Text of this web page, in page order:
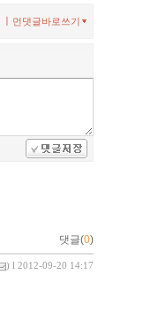
먼댓글바로쓰기
댓글(0)
) l 2012-09-20 14:17